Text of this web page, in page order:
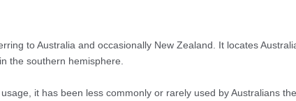
to Australia and occasionally New Zealand. It locates
the southern hemisphere.
it has been less commonly or rarely used by Australians